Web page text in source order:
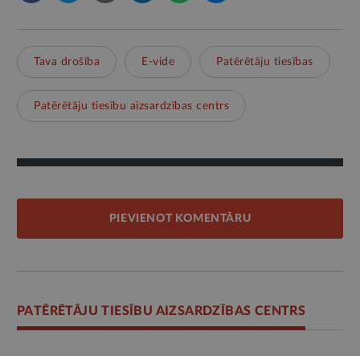
Tava drošība E-vide Patērētāju tiesības
Patērētāju tiesību aizsardzības centrs
PIEVIENOT KOMENTĀRU
PATĒRĒTĀJU TIESĪBU AIZSARDZĪBAS CENTRS